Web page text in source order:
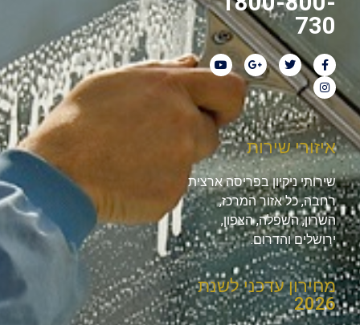
730
איזורי שירות
שירותי ניקיון בפריסה ארצית
רחבה, כל אזור המרכז,
השרון, השפלה, הצפון,
ירושלים והדרום.
מחירון עדכני לשנת
2026